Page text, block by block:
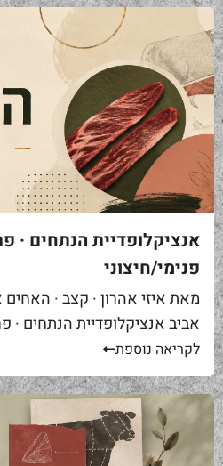
פנימי/חיצוני
מאת איזי אהרון · קצב ·
באים אליי בקצביה ומבקשים
לקריאה נוספת